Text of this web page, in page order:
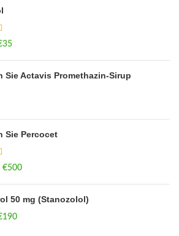
35
Sie Actavis Promethazin-Sirup
Sie Percocet
€500
50 mg (Stanozolol)
190